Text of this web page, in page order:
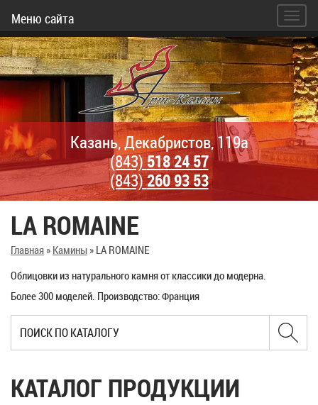
Меню сайта
Казань, Декабристов, 119а
(843)518 24 57
(843)260 93 53
LA ROMAINE
Главная» Камины» LA ROMAINE
Облицовки из натурального камня от классики до модерна.
Более 300 моделей. Производство: Франция
КАТАЛОГ ПРОДУКЦИИ